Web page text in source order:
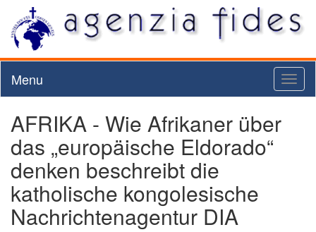
Menu
AFRIKA - Wie Afrikaner über
das „europäische Eldorado“
denken beschreibt die
katholische kongolesische
Nachrichtenagentur DIA